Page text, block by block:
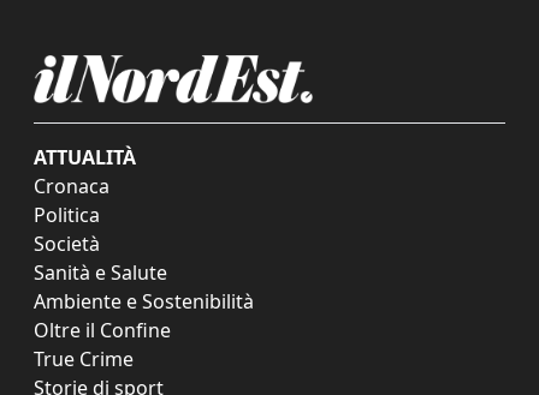
ATTUALITÀ
Cronaca
Politica
Società
Sanità e Salute
Ambiente e Sostenibilità
Oltre il Confine
True Crime
Storie di sport